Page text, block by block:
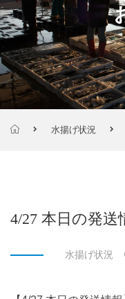
水揚げ状況
4/27 本日の発送
水揚げ状況